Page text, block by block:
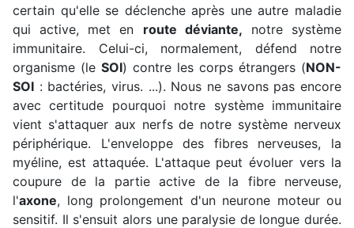
certain qu'elle se déclenche après une autre maladie
qui active, met en route déviante, notre système
immunitaire. Celui-ci, normalement, défend notre
organisme (le SOI) contre les corps étrangers (NON-
SOI : bactéries, virus. ...). Nous ne savons pas encore
avec certitude pourquoi notre système immunitaire
vient s'attaquer aux nerfs de notre système nerveux
périphérique. L'enveloppe des fibres nerveuses, la
myéline, est attaquée. L'attaque peut évoluer vers la
coupure de la partie active de la fibre nerveuse,
l'axone, long prolongement d'un neurone moteur ou
sensitif. Il s'ensuit alors une paralysie de longue durée.